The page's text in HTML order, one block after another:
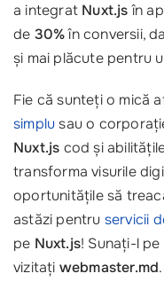
a integrat Nuxt.jsîn
de 30%în conversii,
și mai plăcute pentru
Fie că sunteți o mică
simplusau o
Nuxt.js cod și
transforma visurile
oportunitățile să
astăzi pentru servicii
pe Nuxt.js! Sunați-l pe
vizitați webmaster.md.